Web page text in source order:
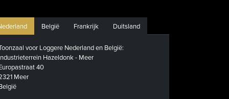
België Frankrijk Duitsland
voor Loggere Nederland en België:
Hazeldonk - Meer
40
Meer